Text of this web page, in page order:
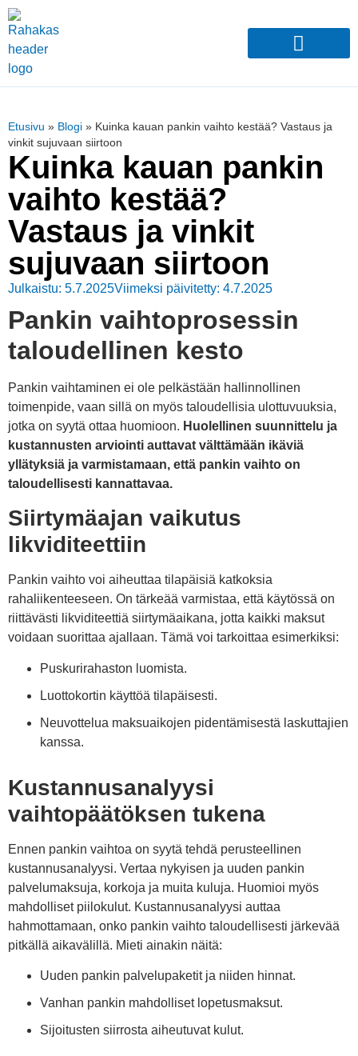
Etusivu » Blogi » Kuinka kauan pankin vaihto kestää? Vastaus ja
vinkit sujuvaan siirtoon
Kuinka kauan pankin
vaihto kestää?
Vastaus ja vinkit
sujuvaan siirtoon
Julkaistu: 5.7.2025Viimeksi päivitetty: 4.7.2025
Pankin vaihtoprosessin
taloudellinen kesto
Pankin vaihtaminen ei ole pelkästään hallinnollinen
toimenpide, vaan sillä on myös taloudellisia ulottuvuuksia,
jotka on syytä ottaa huomioon. Huolellinen suunnittelu ja
kustannusten arviointi auttavat välttämään ikäviä
yllätyksiä ja varmistamaan, että pankin vaihto on
taloudellisesti kannattavaa.
Siirtymäajan vaikutus
likviditeettiin
Pankin vaihto voi aiheuttaa tilapäisiä katkoksia
rahaliikenteeseen. On tärkeää varmistaa, että käytössä on
riittävästi likviditeettiä siirtymäaikana, jotta kaikki maksut
voidaan suorittaa ajallaan. Tämä voi tarkoittaa esimerkiksi:
Puskurirahaston luomista.
Luottokortin käyttöä tilapäisesti.
Neuvottelua maksuaikojen pidentämisestä laskuttajien
kanssa.
Kustannusanalyysi
vaihtopäätöksen tukena
Ennen pankin vaihtoa on syytä tehdä perusteellinen
kustannusanalyysi. Vertaa nykyisen ja uuden pankin
palvelumaksuja, korkoja ja muita kuluja. Huomioi myös
mahdolliset piilokulut. Kustannusanalyysi auttaa
hahmottamaan, onko pankin vaihto taloudellisesti järkevää
pitkällä aikavälillä. Mieti ainakin näitä:
Uuden pankin palvelupaketit ja niiden hinnat.
Vanhan pankin mahdolliset lopetusmaksut.
Sijoitusten siirrosta aiheutuvat kulut.